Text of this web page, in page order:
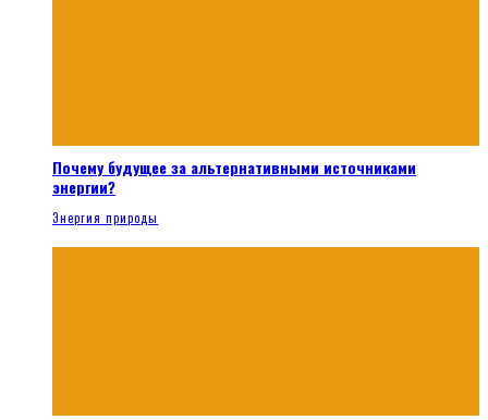
Почему будущее за альтернативными источниками
энергии?
Энергия природы